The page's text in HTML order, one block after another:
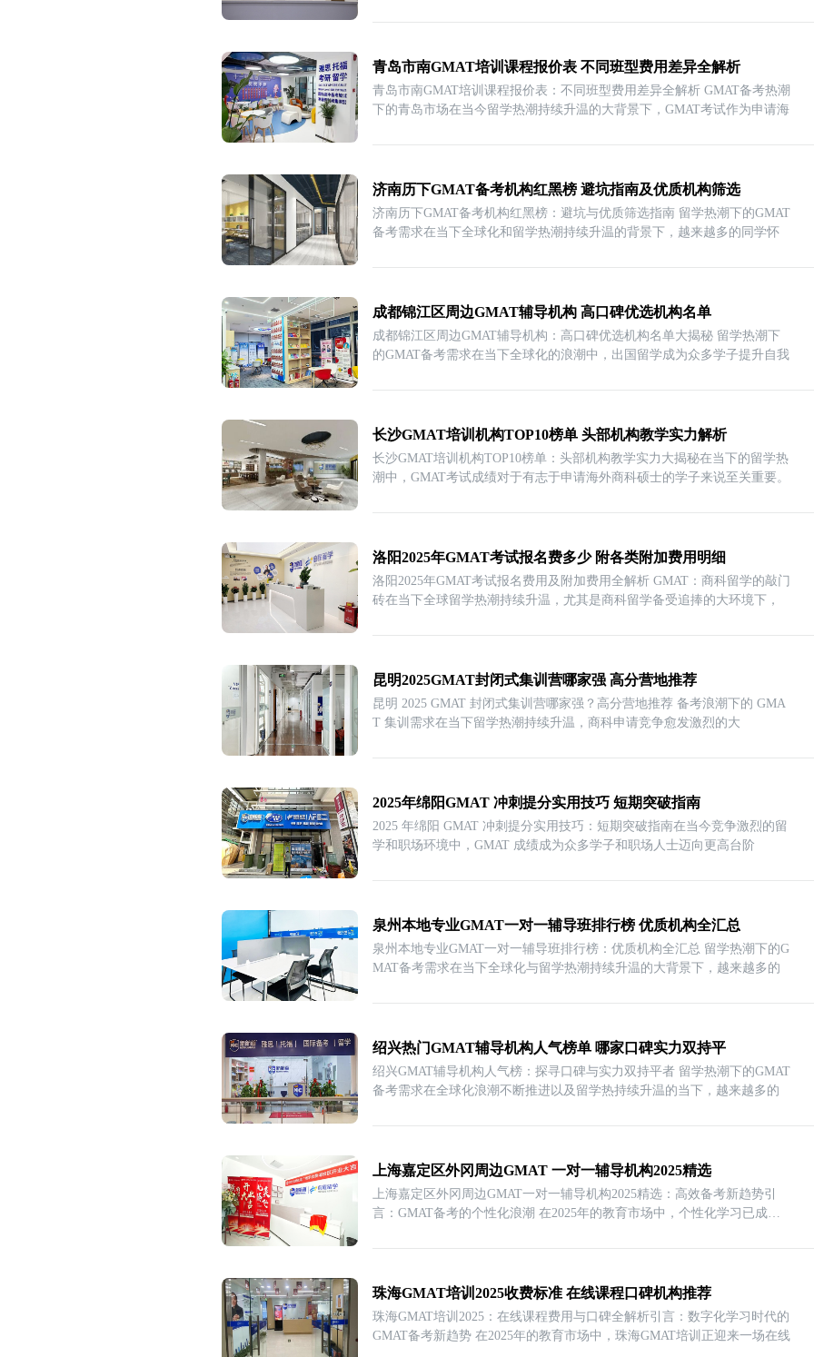
青岛市南GMAT培训课程报价表 不同班型费用差异全解析
青岛市南GMAT培训课程报价表：不同班型费用差异全解析 GMAT备考热潮
下的青岛市场在当今留学热潮持续升温的大背景下，GMAT考试作为申请海
济南历下GMAT备考机构红黑榜 避坑指南及优质机构筛选
济南历下GMAT备考机构红黑榜：避坑与优质筛选指南 留学热潮下的GMAT
备考需求在当下全球化和留学热潮持续升温的背景下，越来越多的同学怀
成都锦江区周边GMAT辅导机构 高口碑优选机构名单
成都锦江区周边GMAT辅导机构：高口碑优选机构名单大揭秘 留学热潮下
的GMAT备考需求在当下全球化的浪潮中，出国留学成为众多学子提升自我
长沙GMAT培训机构TOP10榜单 头部机构教学实力解析
长沙GMAT培训机构TOP10榜单：头部机构教学实力大揭秘在当下的留学热
潮中，GMAT考试成绩对于有志于申请海外商科硕士的学子来说至关重要。
洛阳2025年GMAT考试报名费多少 附各类附加费用明细
洛阳2025年GMAT考试报名费用及附加费用全解析 GMAT：商科留学的敲门
砖在当下全球留学热潮持续升温，尤其是商科留学备受追捧的大环境下，
昆明2025GMAT封闭式集训营哪家强 高分营地推荐
昆明 2025 GMAT 封闭式集训营哪家强？高分营地推荐 备考浪潮下的 GMA
T 集训需求在当下留学热潮持续升温，商科申请竞争愈发激烈的大
2025年绵阳GMAT 冲刺提分实用技巧 短期突破指南
2025 年绵阳 GMAT 冲刺提分实用技巧：短期突破指南在当今竞争激烈的留
学和职场环境中，GMAT 成绩成为众多学子和职场人士迈向更高台阶
泉州本地专业GMAT一对一辅导班排行榜 优质机构全汇总
泉州本地专业GMAT一对一辅导班排行榜：优质机构全汇总 留学热潮下的G
MAT备考需求在当下全球化与留学热潮持续升温的大背景下，越来越多的
绍兴热门GMAT辅导机构人气榜单 哪家口碑实力双持平
绍兴GMAT辅导机构人气榜：探寻口碑与实力双持平者 留学热潮下的GMAT
备考需求在全球化浪潮不断推进以及留学热持续升温的当下，越来越多的
上海嘉定区外冈周边GMAT 一对一辅导机构2025精选
上海嘉定区外冈周边GMAT一对一辅导机构2025精选：高效备考新趋势引
言：GMAT备考的个性化浪潮 在2025年的教育市场中，个性化学习已成为
珠海GMAT培训2025收费标准 在线课程口碑机构推荐
珠海GMAT培训2025：在线课程费用与口碑全解析引言：数字化学习时代的
GMAT备考新趋势 在2025年的教育市场中，珠海GMAT培训正迎来一场在线